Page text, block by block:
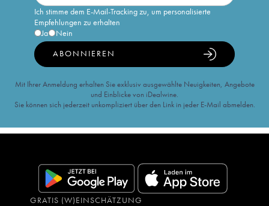
Ich stimme dem E-Mail-Tracking zu, um personalisierte
Empfehlungen zu erhalten
Ja
Nein
ABONNIEREN
Mit Ihrer Anmeldung erhalten Sie exklusiv ausgewählte Neuigkeiten, Angebote
und Einblicke von iDealwine.
Sie können sich jederzeit unkompliziert über den Link in jeder E-Mail abmelden.
GRATIS (W)EINSCHÄTZUNG